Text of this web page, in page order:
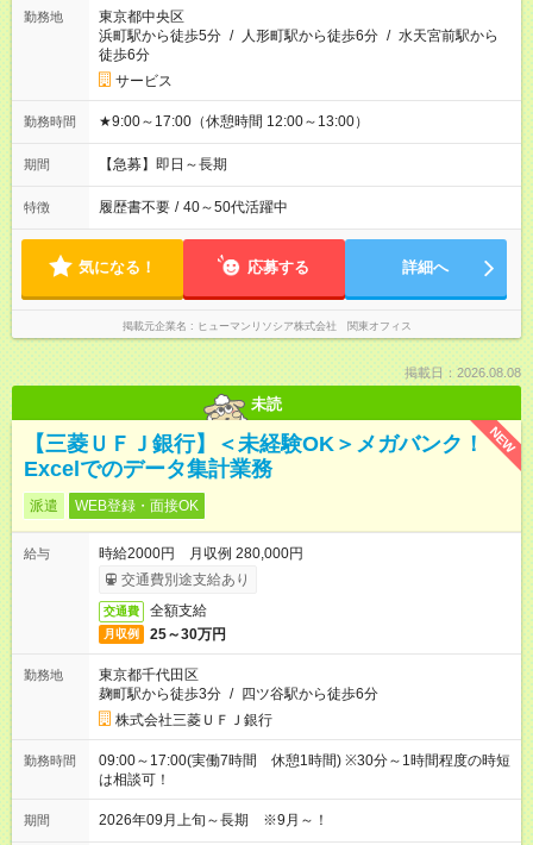
勤務地
東京都中央区
浜町駅から徒歩5分 / 人形町駅から徒歩6分 / 水天宮前駅から
徒歩6分
サービス
勤務時間 ★9:00～17:00（休憩時間 12:00～13:00）
期間 【急募】即日～長期
特徴 履歴書不要 / 40～50代活躍中
気になる！ 応募する 詳細へ
掲載元企業名 ヒューマンリソシア株式会社 関東オフィス
掲載日：2026.08.08
未読
NEW
【三菱ＵＦＪ銀行】＜未経験OK＞メガバンク！
Excelでのデータ集計業務
派遣 WEB登録・面接OK
給与
時給2000円 月収例 280,000円
交通費別途支給あり
交通費 全額支給
月収例 25～30万円
勤務地
東京都千代田区
麹町駅から徒歩3分 / 四ツ谷駅から徒歩6分
株式会社三菱ＵＦＪ銀行
勤務時間
09:00～17:00(実働7時間 休憩1時間) ※30分～1時間程度の時短
は相談可！
期間 2026年09月上旬～長期 ※9月～！